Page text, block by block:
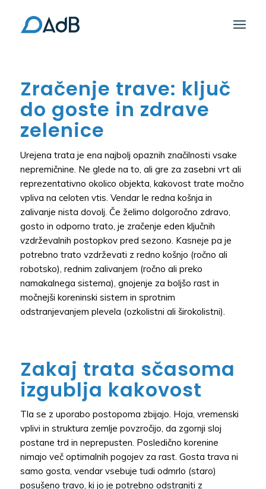
Zračenje trave: ključ
do goste in zdrave
zelenice
Urejena trata je ena najbolj opaznih značilnosti vsake
nepremičnine. Ne glede na to, ali gre za zasebni vrt ali
reprezentativno okolico objekta, kakovost trate močno
vpliva na celoten vtis. Vendar le redna košnja in
zalivanje nista dovolj. Če želimo dolgoročno zdravo,
gosto in odporno trato, je zračenje eden ključnih
vzdrževalnih postopkov pred sezono. Kasneje pa je
potrebno trato vzdrževati z redno košnjo (ročno ali
robotsko), rednim zalivanjem (ročno ali preko
namakalnega sistema), gnojenje za boljšo rast in
močnejši koreninski sistem in sprotnim
odstranjevanjem plevela (ozkolistni ali širokolistni).
Zakaj trata sčasoma
izgublja kakovost
Tla se z uporabo postopoma zbijajo. Hoja, vremenski
vplivi in struktura zemlje povzročijo, da zgornji sloj
postane trd in neprepusten. Posledično korenine
nimajo več optimalnih pogojev za rast. Gosta trava ni
samo gosta, vendar vsebuje tudi odmrlo (staro)
posušeno travo, ki jo je potrebno odstraniti z